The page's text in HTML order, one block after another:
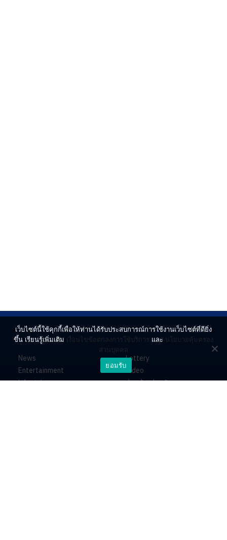
News
Entertainment
Lifestyle
Lottery
Video
ร่วมด้วยช่วยกัน
เว็บไซต์นี้ใช้คุกกี้เพื่อให้ท่านได้รับประสบการณ์การใช้งานเว็บไซต์ที่ดียิ่ง
ขึ้น เรียนรู้เพิ่มเติม เงื่อนไขข้อตกลงการใช้บริการ และ นโยบายคุ้มครอง
ส่วนบุคคล
ยอมรับ